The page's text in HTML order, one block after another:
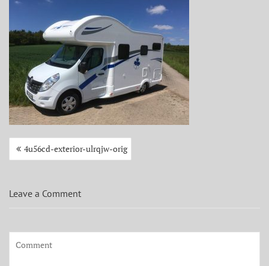
Beitragsnavigation
4u56cd-exterior-ulrqjw-orig
Leave a Comment